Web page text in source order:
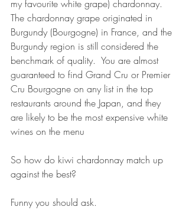
my favourite white grape) chardonnay.
The chardonnay grape originated in
Burgundy (Bourgogne) in France, and the
Burgundy region is still considered the
benchmark of quality.  You are almost
guaranteed to find Grand Cru or Premier
Cru Bourgogne on any list in the top
restaurants around the Japan, and they
are likely to be the most expensive white
wines on the menu
So how do kiwi chardonnay match up
against the best?
Funny you should ask.